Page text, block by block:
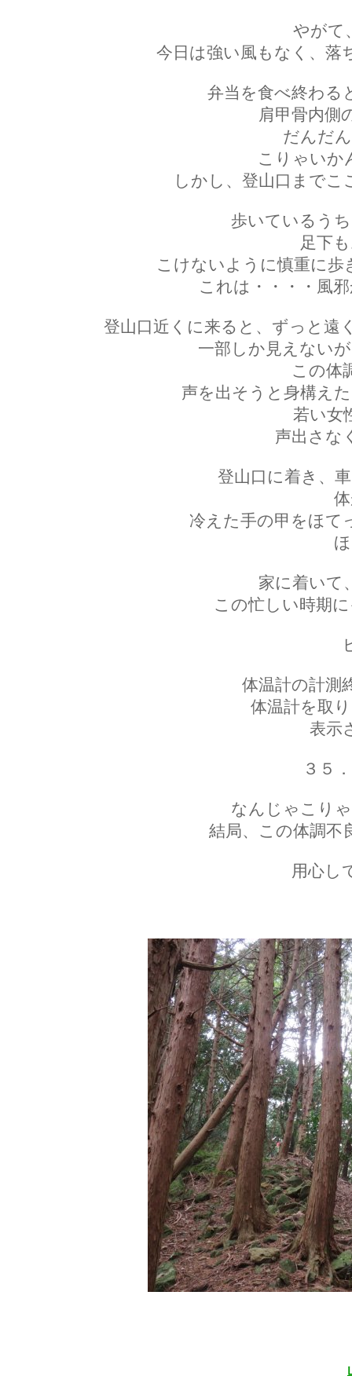
やがて
今日は強い風もなく、落
弁当を食べ終わる
肩甲骨内側
だんだ
こりゃいか
しかし、登山口までこ
歩いているう
足下
こけないように慎重に歩
これは・・・・風
登山口近くに来ると、ずっと遠
一部しか見えない
この体
声を出そうと身構え
若い女
声出さな
登山口に着き、
冷えた手の甲をほて
家に着いて
この忙しい時期
体温計の計測
体温計を取
表示
３５
なんじゃこり
結局、この体調不
用心し